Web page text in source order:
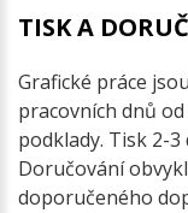
TISK A
Grafické práce
pracovních dnů
podklady. Tisk 2-
Doručování
doporučeného